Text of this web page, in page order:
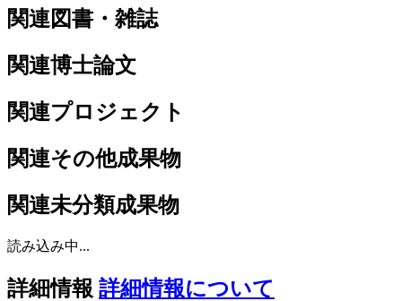
関連図書・雑誌
関連博士論文
関連プロジェクト
関連その他成果物
関連未分類成果物
読み込み中...
詳細情報 詳細情報について